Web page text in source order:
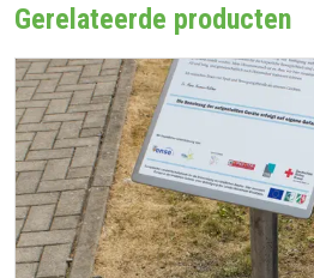
Gerelateerde producten